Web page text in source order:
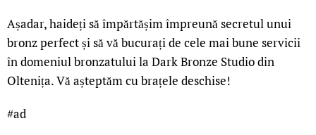
Așadar, haideți să împărtășim împreună secretul unui
bronz perfect și să vă bucurați de cele mai bune servicii
în domeniul bronzatului la Dark Bronze Studio din
Oltenița. Vă așteptăm cu brațele deschise!
#ad